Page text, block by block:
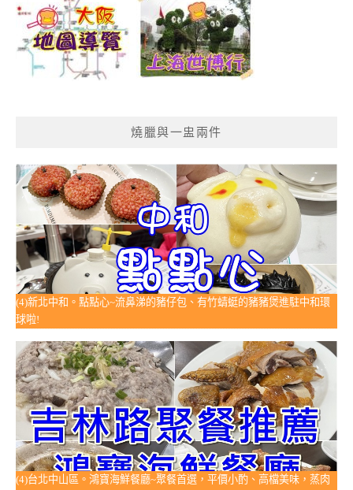
燒臘與一盅兩件
(4)新北中和。點點心~流鼻涕的豬仔包、有竹蜻蜓的豬豬煲進駐中和環
球啦!
(4)台北中山區。鴻寶海鮮餐廳~聚餐首選，平價小酌、高檔美味，蒸肉